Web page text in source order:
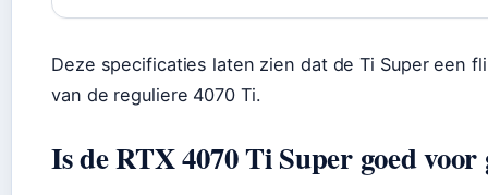
Deze specificaties laten zien dat de Ti Super een
van de reguliere 4070 Ti.
Is de RTX 4070 Ti Super goed voor